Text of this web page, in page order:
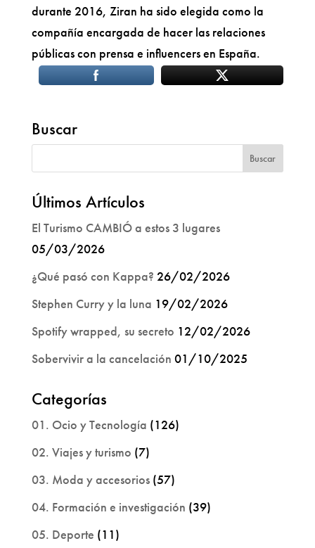
durante 2016, Ziran ha sido elegida como la
compañía encargada de hacer las relaciones
públicas con prensa e influencers en España.
Buscar
Últimos Artículos
El Turismo CAMBIÓ a estos 3 lugares
05/03/2026
¿Qué pasó con Kappa? 26/02/2026
Stephen Curry y la luna 19/02/2026
Spotify wrapped, su secreto 12/02/2026
Sobervivir a la cancelación 01/10/2025
Categorías
01. Ocio y Tecnología (126)
02. Viajes y turismo (7)
03. Moda y accesorios(57)
04. Formación e investigación (39)
05. Deporte (11)